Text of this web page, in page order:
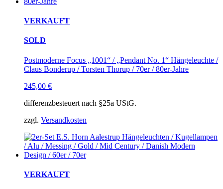
VERKAUFT
SOLD
Postmoderne Focus „1001“ / „Pendant No. 1“ Hängeleuchte /
Claus Bonderup / Torsten Thorup / 70er / 80er-Jahre
245,00 €
differenzbesteuert nach §25a UStG.
zzgl. Versandkosten
VERKAUFT